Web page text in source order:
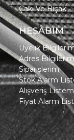
Çakı Ve Bıçak
HESABIM
Üyelik
Adres Bilgilerim
Siparişlerim
Stok Alarm
Alışveriş Listem
Fiyat Alarm